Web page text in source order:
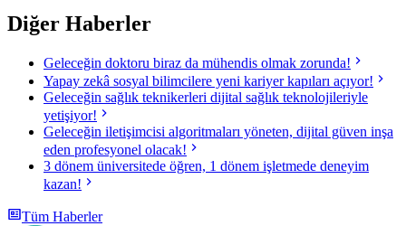
Diğer Haberler
Geleceğin doktoru biraz da mühendis olmak zorunda!
Yapay zekâ sosyal bilimcilere yeni kariyer kapıları açıyor!
Geleceğin sağlık teknikerleri dijital sağlık teknolojileriyle
yetişiyor!
Geleceğin iletişimcisi algoritmaları yöneten, dijital güven inşa
eden profesyonel olacak!
3 dönem üniversitede öğren, 1 dönem işletmede deneyim
kazan!
Tüm Haberler